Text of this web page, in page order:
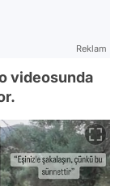
Reklam
videosunda